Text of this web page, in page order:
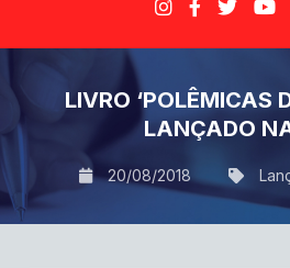
LIVRO ‘POLÊMICAS
LANÇADO
20/08/2018